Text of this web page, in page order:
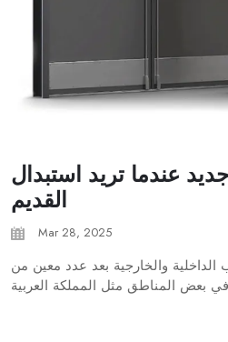
عندما تريد استبدال
القديم
Mar 28, 2025
الداخلية والخارجية بعد عدد معين من
بعض المناطق مثل المملكة العربية